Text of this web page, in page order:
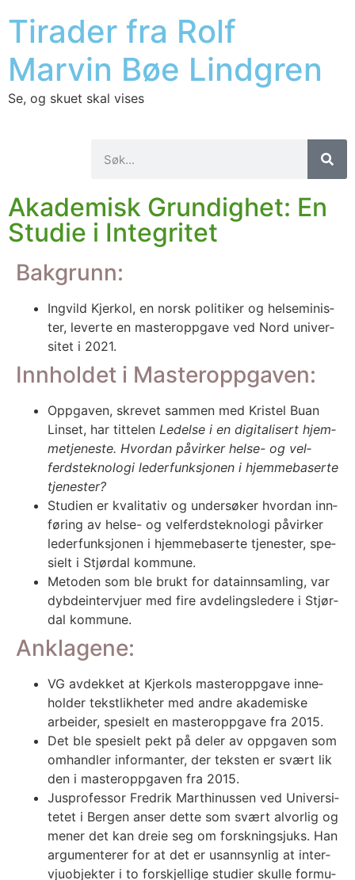
Tirader fra Rolf
Marvin Bøe Lindgren
Se, og skuet skal vises
Akademisk Grundighet: En
Studie i Integritet
Bakgrunn:
Ing­vild Kjer­kol, en norsk poli­ti­ker og helse­mi­nis­
ter, lever­te en mas­ter­opp­ga­ve ved Nord uni­ver­
si­tet i 2021.
Innholdet i Masteroppgaven:
Opp­ga­ven, skre­vet sam­men med Kris­tel Buan
Lin­set, har tit­te­len Ledel­se i en digi­ta­li­sert hjem­
me­tje­nes­te. Hvor­dan påvir­ker helse- og vel­
ferds­tek­no­lo­gi leder­funk­sjo­nen i hjem­me­ba­ser­te
tje­nes­ter?
Stu­di­en er kva­li­ta­tiv og under­sø­ker hvor­dan inn­
fø­ring av helse- og vel­ferds­tek­no­lo­gi påvir­ker
leder­funk­sjo­nen i hjem­me­ba­ser­te tje­nes­ter, spe­
si­elt i Stjør­dal kom­mu­ne.
Meto­den som ble brukt for data­inn­sam­ling, var
dybde­in­ter­vju­er med fire avde­lings­le­de­re i Stjør­
dal kom­mu­ne.
Anklagene:
VG avdek­ket at Kjer­kols mas­ter­opp­ga­ve inne­
hol­der tekst­lik­he­ter med and­re aka­de­mis­ke
arbei­der, spe­si­elt en mas­ter­opp­ga­ve fra 2015.
Det ble spe­si­elt pekt på deler av opp­ga­ven som
omhand­ler infor­man­ter, der teks­ten er svært lik
den i mas­ter­opp­ga­ven fra 2015.
Jus­pro­fes­sor Fred­rik Mart­hi­nus­sen ved Uni­ver­si­
te­tet i Ber­gen anser det­te som svært alvor­lig og
mener det kan dreie seg om forsk­nings­juks. Han
argu­men­te­rer for at det er usann­syn­lig at inter­
vju­ob­jek­ter i to for­skjel­li­ge stu­di­er skul­le for­mu­